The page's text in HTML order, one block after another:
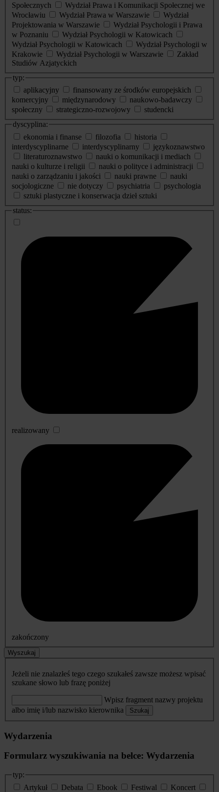
Społecznych
Wydział Prawa i Komunikacji Społecznej we
Wrocławiu
Wydział Prawa w Warszawie
Wydział
Projektowania w Warszawie
Wydział Psychologii i Prawa
w Poznaniu
Wydział Psychologii w Katowicach
Wydział Psychologii w Katowicach
Wydział Psychologii w
Krakowie
Wydział Psychologii w Warszawie
Zakład
Studiów Azjatyckich
typ:
aplikacyjny
finansowany ze środków europejskich
komercyjny
międzynarodowy
naukowo-badawczy
społeczny
strategiczno-rozwojowy
studencki
dyscyplina:
ekonomia i finanse
filozofia
historia
interdyscyplinarne
interdyscyplinarny
językoznawstwo
literaturoznawstwo
nauki o komunikacji i mediach
nauki o kulturze i religii
nauki o polityce i administracji
nauki o zarządzaniu i jakości
nauki prawne
nauki
socjologiczne
nie dotyczy psychiatria
psychologia
sztuki plastyczne i konserwacja dzieł sztuki
status:
realizowany
zakończony
Wyszukaj
Jeżeli nie znalazłeś tego czego szukałeś zawsze możesz wpisać
szukane słowo lub frazę poniżej
Wpisz fragment nazwy projektu
albo imię i/lub nazwisko kierownika
Szukaj
Wydarzenia
Formularz wyszukiwania na belce: Wydarzenia
typ:
Artykuł
Debata Ebook Festiwal
Koncert